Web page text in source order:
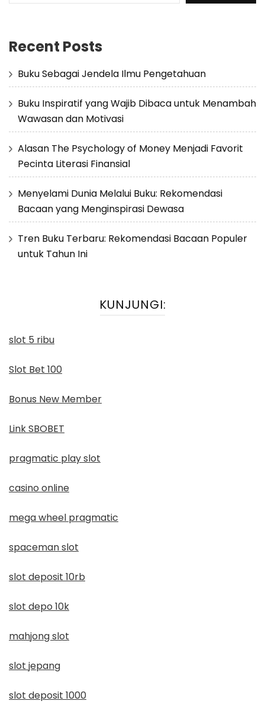
Recent Posts
Buku Sebagai Jendela Ilmu Pengetahuan
Buku Inspiratif yang Wajib Dibaca untuk Menambah
Wawasan dan Motivasi
Alasan The Psychology of Money Menjadi Favorit
Pecinta Literasi Finansial
Menyelami Dunia Melalui Buku: Rekomendasi
Bacaan yang Menginspirasi Dewasa
Tren Buku Terbaru: Rekomendasi Bacaan Populer
untuk Tahun Ini
KUNJUNGI:
slot 5 ribu
Slot Bet 100
Bonus New Member
Link SBOBET
pragmatic play slot
casino online
mega wheel pragmatic
spaceman slot
slot deposit 10rb
slot depo 10k
mahjong slot
slot jepang
slot deposit 1000